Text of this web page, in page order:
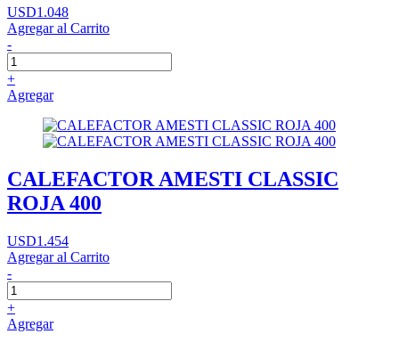
USD1.048
Agregar al Carrito
-
+
Agregar
CALEFACTOR AMESTI CLASSIC
ROJA 400
USD1.454
Agregar al Carrito
-
+
Agregar